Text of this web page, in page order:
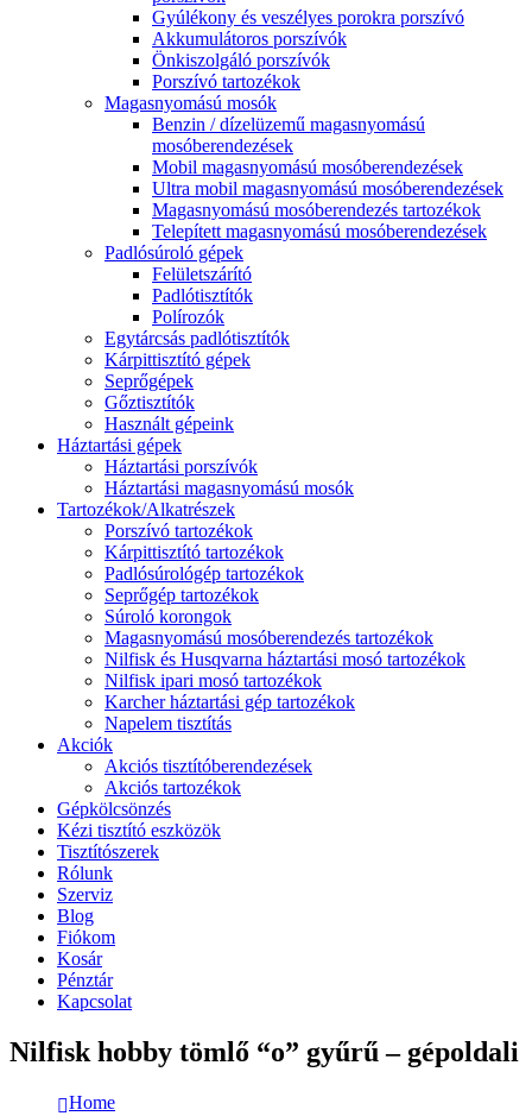
Gyúlékony és veszélyes porokra porszívó
Akkumulátoros porszívók
Önkiszolgáló porszívók
Porszívó tartozékok
Magasnyomású mosók
Benzin / dízelüzemű magasnyomású
mosóberendezések
Mobil magasnyomású mosóberendezések
Ultra mobil magasnyomású mosóberendezések
Magasnyomású mosóberendezés tartozékok
Telepített magasnyomású mosóberendezések
Padlósúroló gépek
Felületszárító
Padlótisztítók
Polírozók
Egytárcsás padlótisztítók
Kárpittisztító gépek
Seprőgépek
Gőztisztítók
Használt gépeink
Háztartási gépek
Háztartási porszívók
Háztartási magasnyomású mosók
Tartozékok/Alkatrészek
Porszívó tartozékok
Kárpittisztító tartozékok
Padlósúrológép tartozékok
Seprőgép tartozékok
Súroló korongok
Magasnyomású mosóberendezés tartozékok
Nilfisk és Husqvarna háztartási mosó tartozékok
Nilfisk ipari mosó tartozékok
Karcher háztartási gép tartozékok
Napelem tisztítás
Akciók
Akciós tisztítóberendezések
Akciós tartozékok
Gépkölcsönzés
Kézi tisztító eszközök
Tisztítószerek
Rólunk
Szerviz
Blog
Fiókom
Kosár
Pénztár
Kapcsolat
Nilfisk hobby tömlő “o” gyűrű – gépoldali
Home